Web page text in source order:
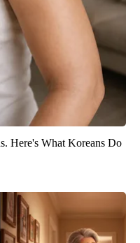
Here's What Koreans Do